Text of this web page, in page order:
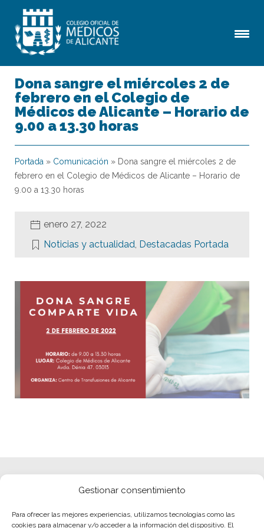
Gestionar consentimiento
Para ofrecer las mejores experiencias, utilizamos tecnologías como las
cookies para almacenar y/o acceder a la información del dispositivo. El
Dona sangre el miércoles 2 de
febrero en el Colegio de
Médicos de Alicante – Horario de
9.00 a 13.30 horas
Portada » Comunicación » Dona sangre el miércoles 2 de
febrero en el Colegio de Médicos de Alicante – Horario de
9.00 a 13.30 horas
enero 27, 2022
Noticias y actualidad, Destacadas Portada